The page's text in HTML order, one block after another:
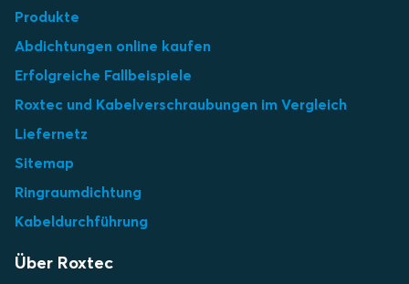
Produkte
Abdichtungen online kaufen
Erfolgreiche Fallbeispiele
Roxtec und Kabelverschraubungen im Vergleich
Liefernetz
Sitemap
Ringraumdichtung
Kabeldurchführung
Über Roxtec